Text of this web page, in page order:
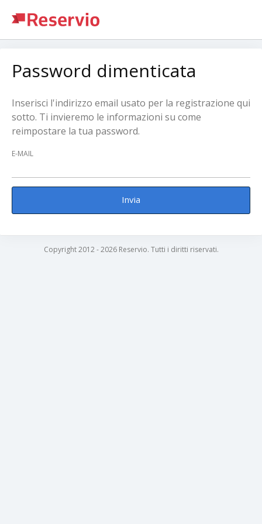
Password dimenticata
Inserisci l'indirizzo email usato per la registrazione qui
sotto. Ti invieremo le informazioni su come
reimpostare la tua password.
E-MAIL
Invia
Copyright 2012 - 2026 Reservio. Tutti i diritti riservati.